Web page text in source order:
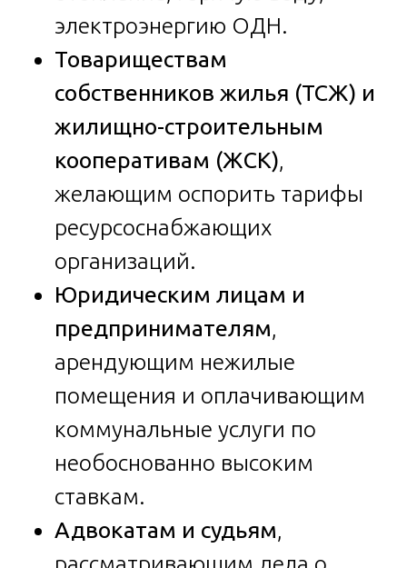
электроэнергию ОДН.
Товариществам
собственников жилья (ТСЖ) и
жилищно-строительным
кооперативам (ЖСК),
желающим оспорить тарифы
ресурсоснабжающих
организаций.
Юридическим лицам и
предпринимателям,
арендующим нежилые
помещения и оплачивающим
коммунальные услуги по
необоснованно высоким
ставкам.
Адвокатам и судьям,